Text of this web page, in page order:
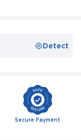
Detect
Secure Payment